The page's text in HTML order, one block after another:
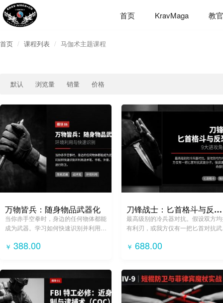
首页 KravMaga 教
首页 课程列表 马伽术主题课程
默认 浏览量 销量 价格
万物皆兵：随身物品武器化
当你赤手空拳时，身边的任何物体都能
成为武器。学习如何快速识别并利用战
卫。
￥ 388.00
刀锋战士：匕首格斗与反恐制杀
最高级别的冷兵器对抗。假设双方
有利刃，或我方仅有一把匕首对抗
准打击。
￥ 688.00